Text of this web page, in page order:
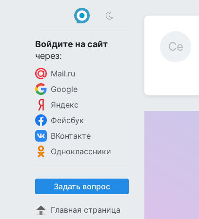
Войдите на сайт
через:
Mail.ru
Google
Яндекс
Фейсбук
ВКонтакте
Одноклассники
Задать вопрос
Главная страница
Се